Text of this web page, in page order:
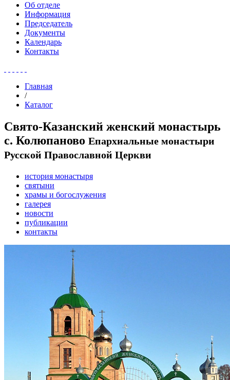
Об отделе
Информация
Председатель
Документы
Календарь
Контакты
Главная
/
Каталог
Свято-Казанский женский монастырь
с. Колюпаново Епархиальные монастыри
Русской Православной Церкви
история монастыря
святыни
храмы и богослужения
галерея
новости
публикации
контакты